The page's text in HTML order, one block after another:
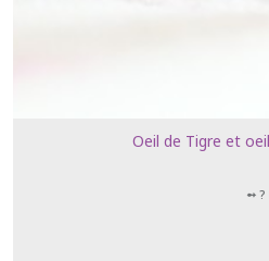
Oeil de Tigre et
➻ ?